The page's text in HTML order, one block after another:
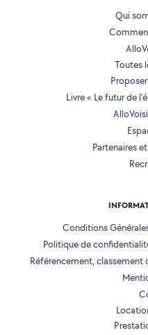
Qui
Toutes
Livre « Le futur de
Partenaires
Conditions
Politique de
Référencement, classement